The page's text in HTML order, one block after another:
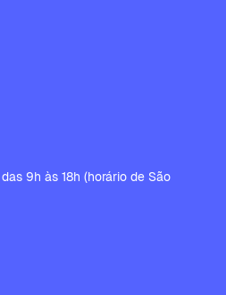
9h às 18h (horário de São